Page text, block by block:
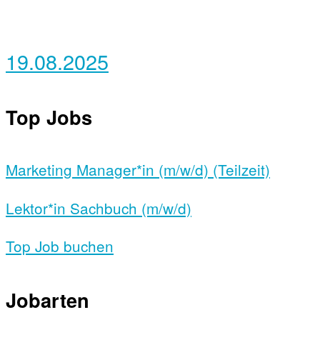
19.08.2025
Top Jobs
Marketing Manager*in (m/w/d) (Teilzeit)
Lektor*in Sachbuch (m/w/d)
Top Job buchen
Jobarten